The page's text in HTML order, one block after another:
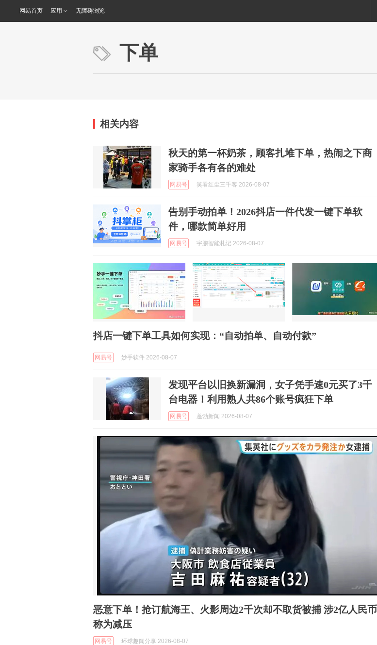
网易首页 应用 无障碍浏览
下单
相关内容
秋天的第一杯奶茶，顾客扎堆下单，热闹之下商
家骑手各有各的难处
网易号 笑看红尘三千客 2026-08-07
告别手动拍单！2026抖店一件代发一键下单软
件，哪款简单好用
网易号 宇鹏智能札记 2026-08-07
抖店一键下单工具如何实现：“自动拍单、自动付款”
网易号 妙手软件 2026-08-07
发现平台以旧换新漏洞，女子凭手速0元买了3千
台电器！利用熟人共86个账号疯狂下单
网易号 蓬勃新闻 2026-08-07
恶意下单！抢订航海王、火影周边2千次却不取货被捕 涉2亿人民币
称为减压
网易号 环球趣闻分享 2026-08-07